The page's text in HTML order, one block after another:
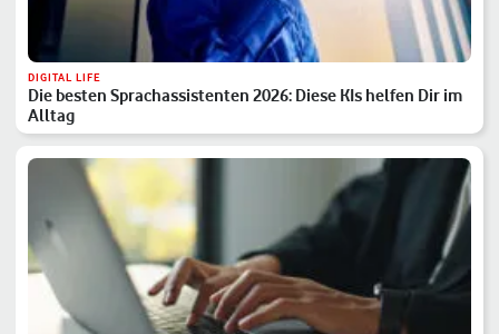
DIGITAL LIFE
Die besten Sprachassistenten 2026: Diese KIs helfen Dir im
Alltag